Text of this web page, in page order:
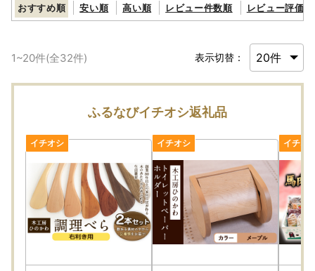
おすすめ順 安い順 高い順 レビュー件数順 レビュー評価順
1~20件(全32件) 表示切替：
ふるなびイチオシ返礼品